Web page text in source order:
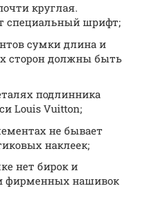
круглая.
специальный шрифт;
сумки длина и
сторон должны быть
подлинника
Louis Vuitton;
не бывает
наклеек;
нет бирок и
фирменных нашивок